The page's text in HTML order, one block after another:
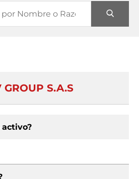
GROUP S.A.S
activo?